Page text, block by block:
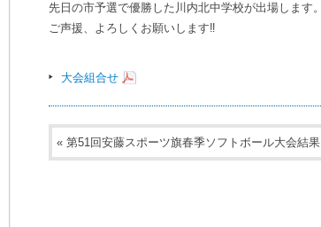
先日の市予選で優勝した川内北中学校が出場します。
ご声援、よろしくお願いします‼
大会組合せ
« 第51回安藤スポーツ旗春季ソフトボール大会結果